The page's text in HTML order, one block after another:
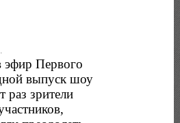
эфир Первого
выпуск шоу
раз зрители